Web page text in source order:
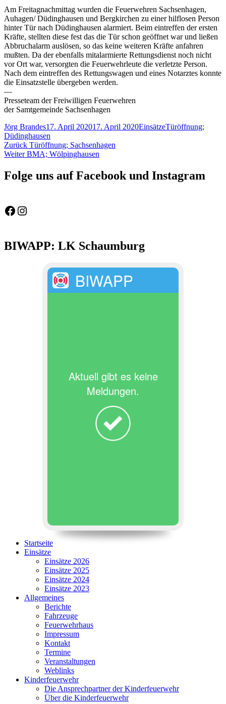
Am Freitagnachmittag wurden die Feuerwehren Sachsenhagen,
Auhagen/ Düdinghausen und Bergkirchen zu einer hilflosen Person
hinter Tür nach Düdinghausen alarmiert. Beim eintreffen der ersten
Kräfte, stellten diese fest das die Tür schon geöffnet war und ließen
Abbruchalarm auslösen, so das keine weiteren Kräfte anfahren
mußten. Da der ebenfalls mitalarmierte Rettungsdienst noch nicht
vor Ort war, versorgten die Feuerwehrleute die verletzte Person.
Nach dem eintreffen des Rettungswagen und eines Notarztes konnte
die Einsatzstelle übergeben werden.
—
Presseteam der Freiwilligen Feuerwehren
der Samtgemeinde Sachsenhagen
Autor
Jörg BrandesVeröffentlicht
am
17. April 202017. April 2020Kategorien
EinsätzeSchlagwörter
Türöffnung;
Düdinghausen
Beitragsnavigation
Zurück Vorheriger
Beitrag:
Türöffnung; Sachsenhagen
Weiter Nächster
BMA; Wölpinghausen
Folge uns auf Facebook und Instagram
Feuerwehr Gemeinde Wölpinghausen
fw_gemeinde_woelpinghausen
BIWAPP: LK Schaumburg
BIWAPP
Aktuell gibt es keine
Meldungen.
Startseite
Einsätze
Einsätze 2026
Einsätze 2025
Einsätze 2024
Einsätze 2023
Allgemeines
Berichte
Fahrzeuge
Feuerwehrhaus
Impressum
Kontakt
Termine
Veranstaltungen
Weblinks
Kinderfeuerwehr
Die Ansprechpartner der Kinderfeuerwehr
Über die Kinderfeuerwehr